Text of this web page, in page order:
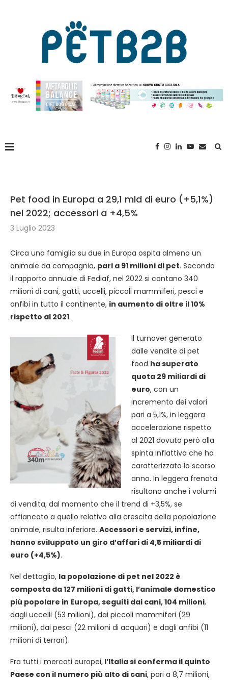
Pet food in Europa a 29,1 mld di euro (+5,1%)
nel 2022; accessori a +4,5%
3 Luglio 2023
Circa una famiglia su due in Europa ospita almeno un
animale da compagnia, pari a 91 milioni di pet. Secondo
il rapporto annuale di Fediaf, nel 2022 si contano 340
milioni di cani, gatti, uccelli, piccoli mammiferi, pesci e
anfibi in tutto il continente, in aumento di oltre il 10%
rispetto al 2021.
Il turnover generato
dalle vendite di pet
food ha superato
quota 29 miliardi di
euro, con un
incremento dei valori
pari a 5,1%, in leggera
accelerazione rispetto
al 2021 dovuta però alla
spinta inflattiva che ha
caratterizzato lo scorso
anno. In leggera frenata
risultano anche i volumi
di vendita, dal momento che il trend di +3,5%, se
affiancato a quello relativo alla crescita della popolazione
animale, risulta inferiore. Accessori e servizi, infine,
hanno sviluppato un giro d’affari di 4,5 miliardi di
euro (+4,5%).
Nel dettaglio, la popolazione di pet nel 2022 è
composta da 127 milioni di gatti, l’animale domestico
più popolare in Europa, seguiti dai cani, 104 milioni,
dagli uccelli (53 milioni), dai piccoli mammiferi (29
milioni), dai pesci (22 milioni di acquari) e dagli anfibi (11
milioni di terrari).
Fra tutti i mercati europei, l’Italia si conferma il quinto
Paese con il numero più alto di cani, pari a 8,7 milioni,